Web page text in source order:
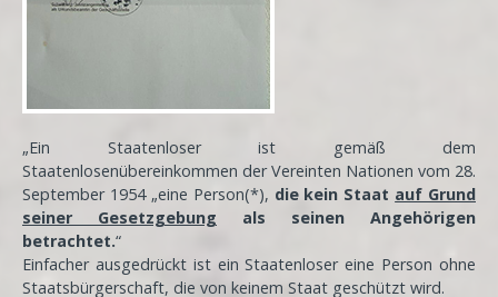
„Ein Staatenloser ist gemäß dem
Staatenlosenübereinkommen der Vereinten Nationen vom 28.
September 1954 „eine Person(*), die kein Staat auf Grund
seiner Gesetzgebung als seinen Angehörigen
betrachtet.“
Einfacher ausgedrückt ist ein Staatenloser eine Person ohne
Staatsbürgerschaft, die von keinem Staat geschützt wird.